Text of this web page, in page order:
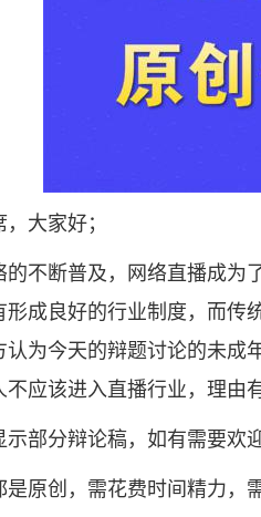
，大家好；
断普及，网络直播成为
形成良好的行业制度，而传
认为今天的辩题讨论的未成
应该进入直播行业，理由有
分辩论稿，如有需要欢迎
原创，需花费时间精力，